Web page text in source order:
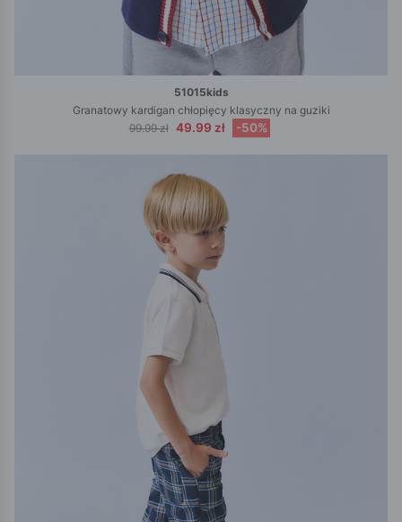
51015kids
Granatowy kardigan chłopięcy klasyczny na guziki
99.99 zł 49.99 zł -50%